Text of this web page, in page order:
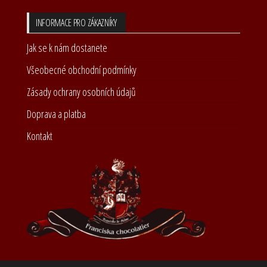
INFORMACE PRO ZÁKAZNÍKY
Jak se k nám dostanete
Všeobecné obchodní podmínky
Zásady ochrany osobních údajů
Doprava a platba
Kontakt